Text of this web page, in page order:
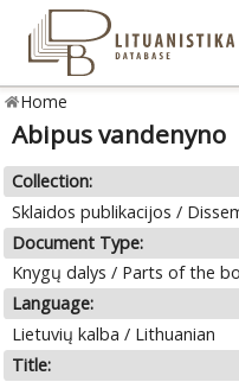
Home
Abipus vandenyno
Collection:
Sklaidos publikacijos /
Document Type:
Knygų dalys / Parts of the
Language:
Lietuvių kalba / Lithuanian
Title: